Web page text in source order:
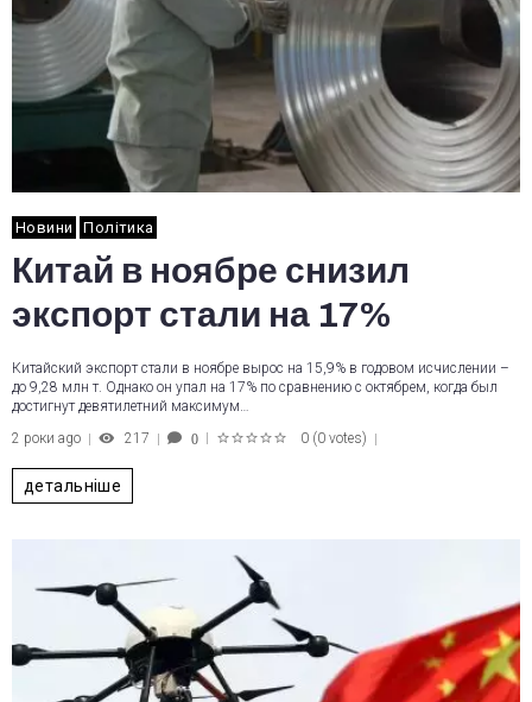
Новини Політика
Китай в ноябре снизил
экспорт стали на 17%
Китайский экспорт стали в ноябре вырос на 15,9% в годовом исчислении –
до 9,28 млн т. Однако он упал на 17% по сравнению с октябрем, когда был
достигнут девятилетний максимум…
2 роки ago
217 0 0 (0 votes)
детальніше